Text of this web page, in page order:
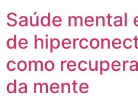
Saúde mental
de
como
da mente